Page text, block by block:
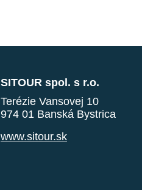
SITOUR spol. s r.o.
Terézie Vansovej 10
974 01 Banská Bystrica
www.sitour.sk